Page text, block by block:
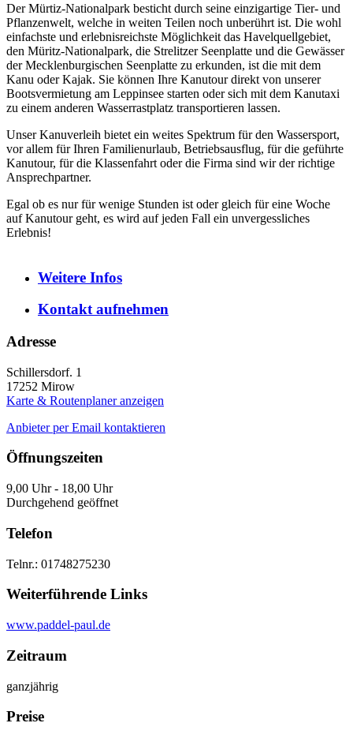
Der Mürtiz-Nationalpark besticht durch seine einzigartige Tier- und
Pflanzenwelt, welche in weiten Teilen noch unberührt ist. Die wohl
einfachste und erlebnisreichste Möglichkeit das Havelquellgebiet,
den Müritz-Nationalpark, die Strelitzer Seenplatte und die Gewässer
der Mecklenburgischen Seenplatte zu erkunden, ist die mit dem
Kanu oder Kajak. Sie können Ihre Kanutour direkt von unserer
Bootsvermietung am Leppinsee starten oder sich mit dem Kanutaxi
zu einem anderen Wasserrastplatz transportieren lassen.
Unser Kanuverleih bietet ein weites Spektrum für den Wassersport,
vor allem für Ihren Familienurlaub, Betriebsausflug, für die geführte
Kanutour, für die Klassenfahrt oder die Firma sind wir der richtige
Ansprechpartner.
Egal ob es nur für wenige Stunden ist oder gleich für eine Woche
auf Kanutour geht, es wird auf jeden Fall ein unvergessliches
Erlebnis!
Weitere Infos
Kontaktaufnehmen
Adresse
Schillersdorf. 1
17252 Mirow
Karte & Routenplaner anzeigen
Anbieter per Email kontaktieren
Öffnungszeiten
9,00 Uhr - 18,00 Uhr
Durchgehend geöffnet
Telefon
Telnr.: 01748275230
Weiterführende Links
www.paddel-paul.de
Zeitraum
ganzjährig
Preise